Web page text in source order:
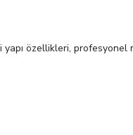
özellikleri, profesyonel